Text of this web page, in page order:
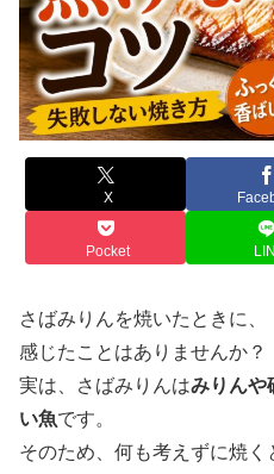
X
Pocket
さばみりんを焼いたときに
感じたことはありませんか？
実は、さばみりんはみりんや
い魚です。
そのため、何も考えずに焼